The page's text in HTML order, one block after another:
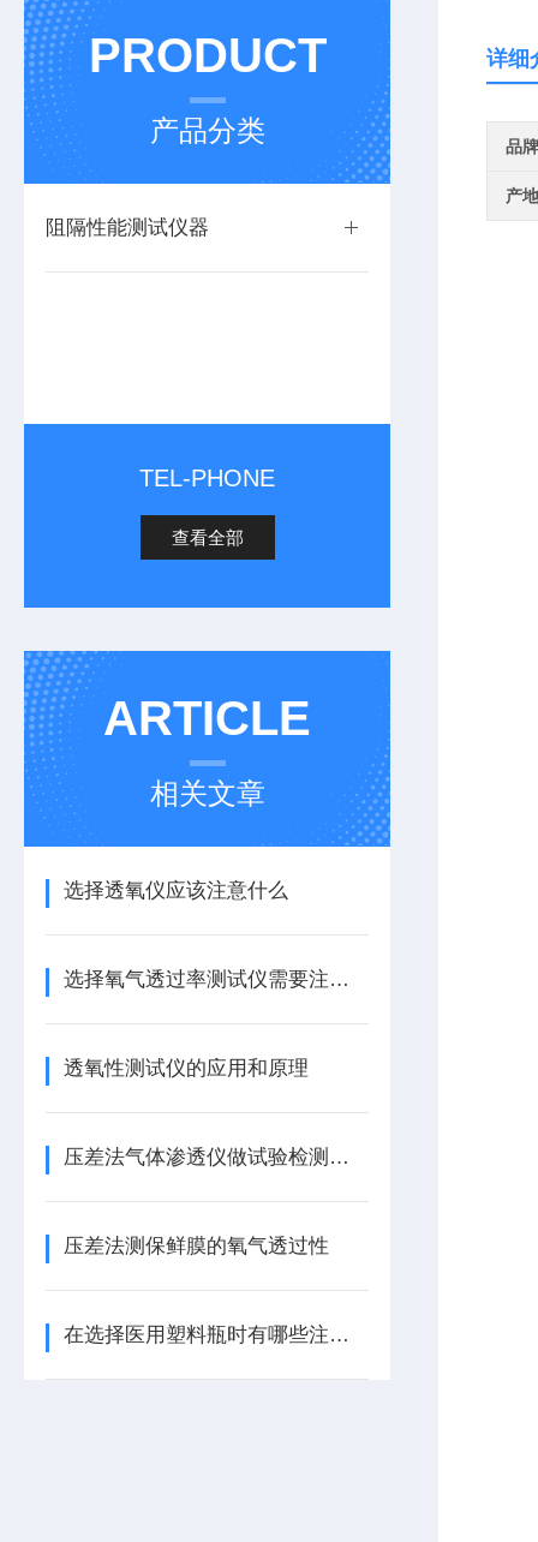
PRODUCT
产品分类
阻隔性能测试仪器
TEL-PHONE
查看全部
ARTICLE
相关文章
选择透氧仪应该注意什么
选择氧气透过率测试仪需要注意什么
透氧性测试仪的应用和原理
压差法气体渗透仪做试验检测应注意的事项
压差法测保鲜膜的氧气透过性
在选择医用塑料瓶时有哪些注意事项
详细
品牌
产